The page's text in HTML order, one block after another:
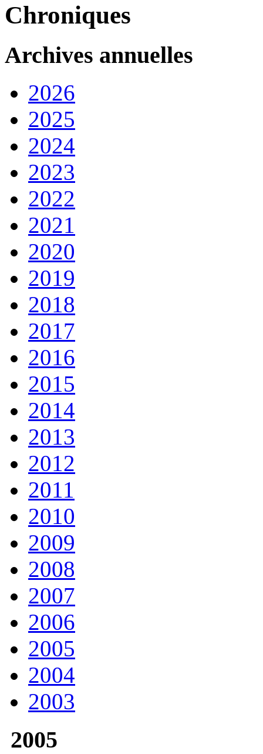
Chroniques
Archives annuelles
2026
2025
2024
2023
2022
2021
2020
2019
2018
2017
2016
2015
2014
2013
2012
2011
2010
2009
2008
2007
2006
2005
2004
2003
2005